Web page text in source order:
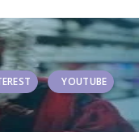
YOUTUBE